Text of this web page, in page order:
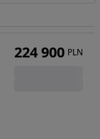
224 900 PLN